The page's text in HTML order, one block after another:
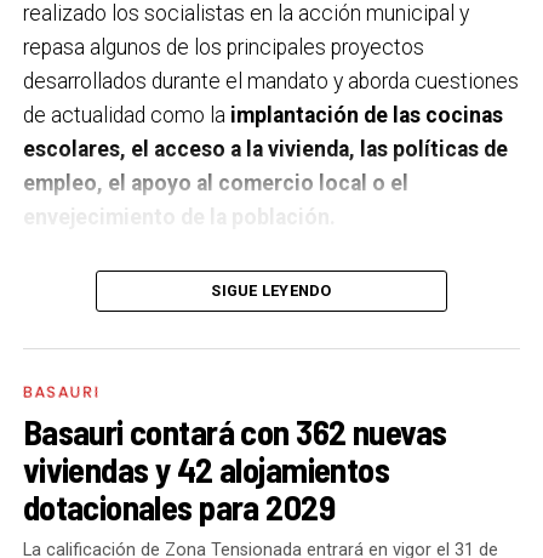
realizado los socialistas en la acción municipal y
repasa algunos de los principales proyectos
desarrollados durante el mandato y aborda cuestiones
de actualidad como la implantación de las cocinas
escolares, el acceso a la vivienda, las políticas de
empleo, el apoyo al comercio local o el
envejecimiento de la población.
A un año de acabar la legislatura, ¿qué balance
haces de la gestión del PSE en tus áreas dentro
del equipo de gobierno y qué proyectos
los gobiernos sirve para transformar y mejorar la vida
de las personas y, por eso, tan importante como la
gestión en las áreas de nuestra responsabilidad es la
impronta que marcamos en cuáles son las prioridades
SIGUE LEYENDO
BASAURI
Basauri contará con 362 nuevas
viviendas y 42 alojamientos
dotacionales para 2029
La calificación de Zona Tensionada entrará en vigor el 31 de